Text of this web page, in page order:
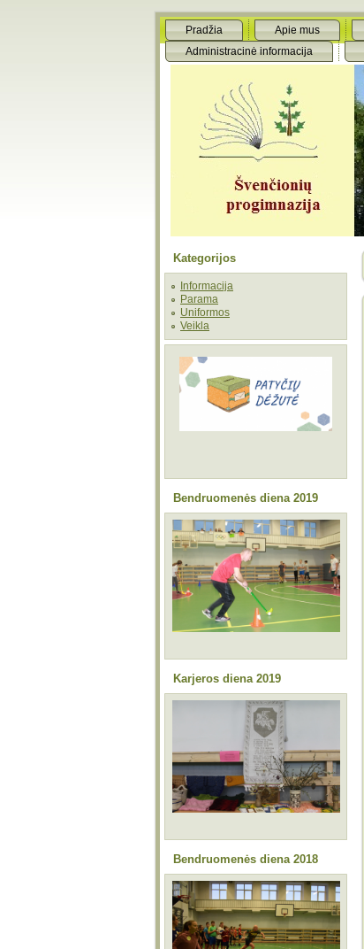
Pradžia Apie mus
Administracinė informacija
Kategorijos
Informacija
Parama
Uniformos
Veikla
Bendruomenės diena 2019
Karjeros diena 2019
Bendruomenės diena 2018